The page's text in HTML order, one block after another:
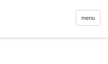
menu